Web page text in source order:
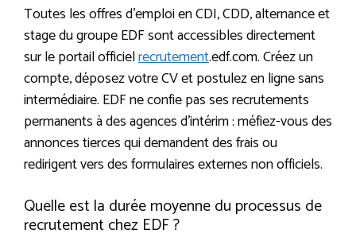
Toutes les offres d’emploi en CDI, CDD, alternance et
stage du groupe EDF sont accessibles directement
sur le portail officielrecrutement.edf.com. Créez un
compte, déposez votre CV et postulez en ligne sans
intermédiaire. EDF ne confie pas ses recrutements
permanents à des agences d’intérim : méfiez-vous des
annonces tierces qui demandent des frais ou
redirigent vers des formulaires externes non officiels.
Quelle est la durée moyenne du processus de
recrutement chez EDF ?